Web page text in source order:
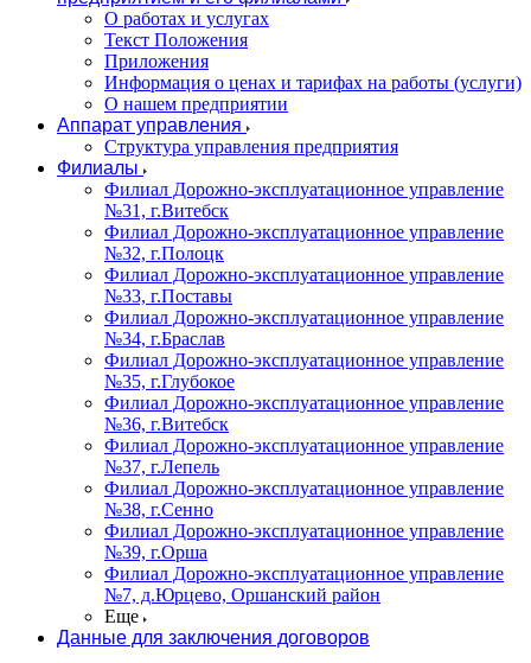
О работах и услугах
Текст Положения
Приложения
Информация о ценах и тарифах на работы (услуги)
О нашем предприятии
Аппарат управления
Структура управления предприятия
Филиалы
Филиал Дорожно-эксплуатационное управление
№31, г.Витебск
Филиал Дорожно-эксплуатационное управление
№32, г.Полоцк
Филиал Дорожно-эксплуатационное управление
№33, г.Поставы
Филиал Дорожно-эксплуатационное управление
№34, г.Браслав
Филиал Дорожно-эксплуатационное управление
№35, г.Глубокое
Филиал Дорожно-эксплуатационное управление
№36, г.Витебск
Филиал Дорожно-эксплуатационное управление
№37, г.Лепель
Филиал Дорожно-эксплуатационное управление
№38, г.Сенно
Филиал Дорожно-эксплуатационное управление
№39, г.Орша
Филиал Дорожно-эксплуатационное управление
№7, д.Юрцево, Оршанский район
Еще
Данные для заключения договоров